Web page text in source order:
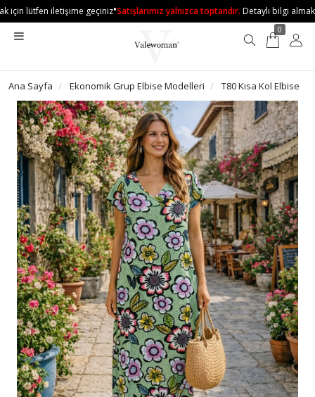
için lütfen iletişime geçiniz•Satışlarımız yalnızca toptandır.Detaylı bilgi almak
0
Ana Sayfa Ekonomik Grup Elbise Modelleri T80 Kısa Kol Elbise